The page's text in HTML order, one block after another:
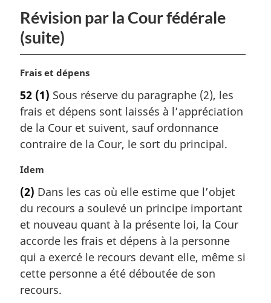
personnels
renseignementsrenseignements
Révision par la Cour fédérale
(suite)
N
t
e
m
a
g
n
a
e
:
Frais et dépens
52 (1) Sous réserve du paragraphe (2), les
frais et dépens sont laissés à l’appréciation
de la Cour et suivent, sauf ordonnance
contraire de la Cour, le sort du principal.
N
t
e
m
a
g
i
n
Idem
(2) Dans les cas où elle estime que l’objet
du recours a soulevé un principe important
et nouveau quant à la présente loi, la Cour
accorde les frais et dépens à la personne
qui a exercé le recours devant elle, même si
cette personne a été déboutée de son
recours.